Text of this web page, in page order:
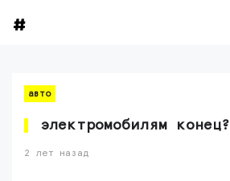
авто
электромобилям конец?
2 лет назад